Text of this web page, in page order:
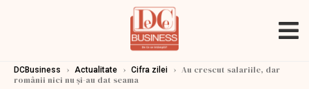
DCBusiness › Actualitate › Cifra zilei › Au crescut salariile, dar
românii nici nu și-au dat seama